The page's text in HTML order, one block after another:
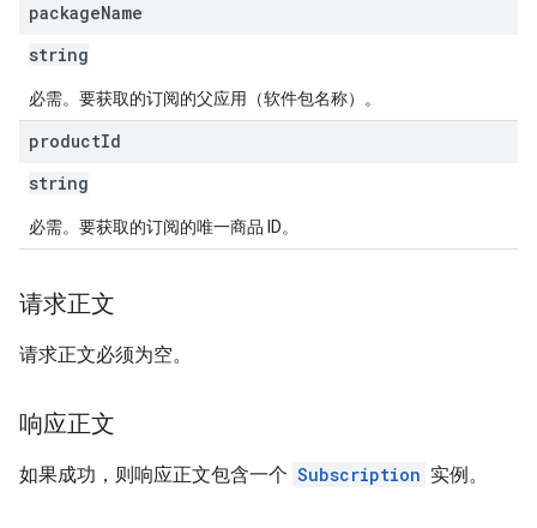
packageName
string
必需。要获取的订阅的父应用（软件包名称）。
productId
string
必需。要获取的订阅的唯一商品 ID。
请求正文
请求正文必须为空。
响应正文
如果成功，则响应正文包含一个 Subscription 实例。